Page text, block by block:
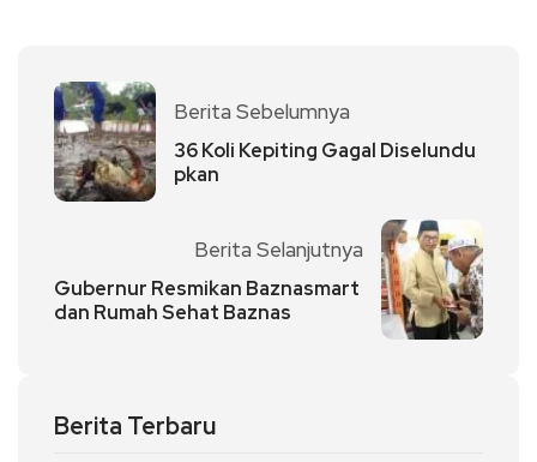
Berita Sebelumnya
36 Koli Kepiting Gagal Diselundu
pkan
Berita Selanjutnya
Gubernur Resmikan Baznasmart
dan Rumah Sehat Baznas
Berita Terbaru